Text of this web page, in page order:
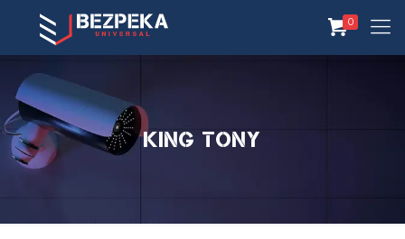
0
King Tony